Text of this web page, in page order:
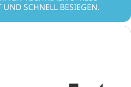
UND SCHNELL BESIEGEN.